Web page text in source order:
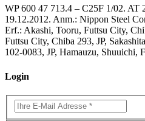
WP 600 47 713.4 – C25F 1/02. AT
19.12.2012. Anm.: Nippon Steel
Erf.: Akashi, Tooru, Futtsu City,
Futtsu City, Chiba 293, JP,
102-0083, JP, Hamauzu, Shuuichi,
Login